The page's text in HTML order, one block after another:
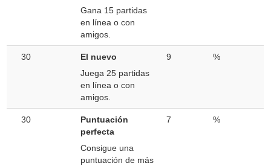
Gana 15 partidas
en línea o con
amigos.
30
El nuevo
Juega 25 partidas
en línea o con
amigos.
9 %
30
Puntuación
perfecta
Consigue una
puntuación de más
7 %